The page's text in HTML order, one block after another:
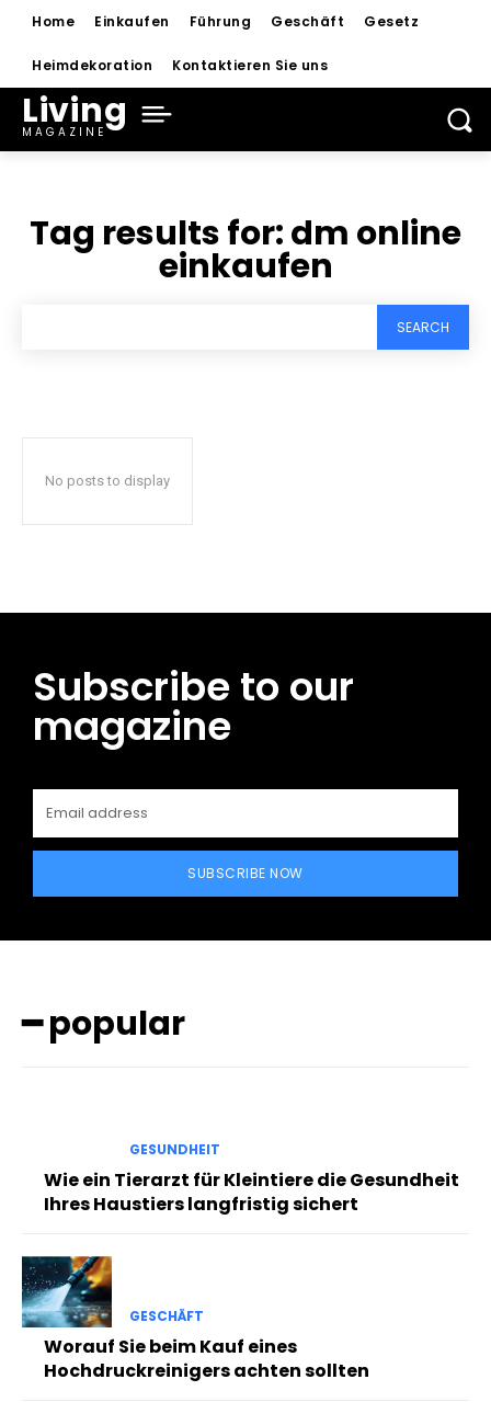
Home Einkaufen Führung Geschäft Gesetz
Heimdekoration Kontaktieren Sie uns
Living
MAGAZINE
Tag results for:dm online
einkaufen
SEARCH
No posts to display
Subscribe to our
magazine
SUBSCRIBE NOW
━ popular
GESUNDHEIT
Wie ein Tierarzt für Kleintiere die Gesundheit
Ihres Haustiers langfristig sichert
GESCHÄFT
Worauf Sie beim Kauf eines
Hochdruckreinigers achten sollten